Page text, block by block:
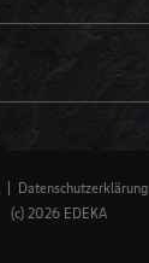
Datenschutzerklärung
(c) 2026 EDEKA